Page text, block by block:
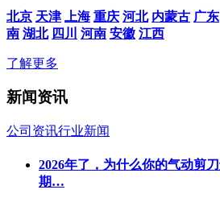
北京 天津 上海 重庆 河北 内蒙古 广东
南 湖北 四川 河南 安徽 江西
了解更多
新闻资讯
公司资讯行业新闻
2026年了，为什么你的气动剪
期…